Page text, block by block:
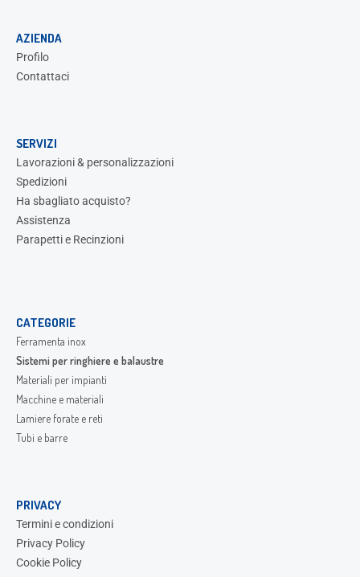
AZIENDA
Profilo
Contattaci
SERVIZI
Lavorazioni & personalizzazioni
Spedizioni
Ha sbagliato acquisto?
Assistenza
Parapetti e Recinzioni
CATEGORIE
Ferramenta inox
Sistemi per ringhiere e balaustre
Materiali per impianti
Macchine e materiali
Lamiere forate e reti
Tubi e barre
PRIVACY
Termini e condizioni
Privacy Policy
Cookie Policy